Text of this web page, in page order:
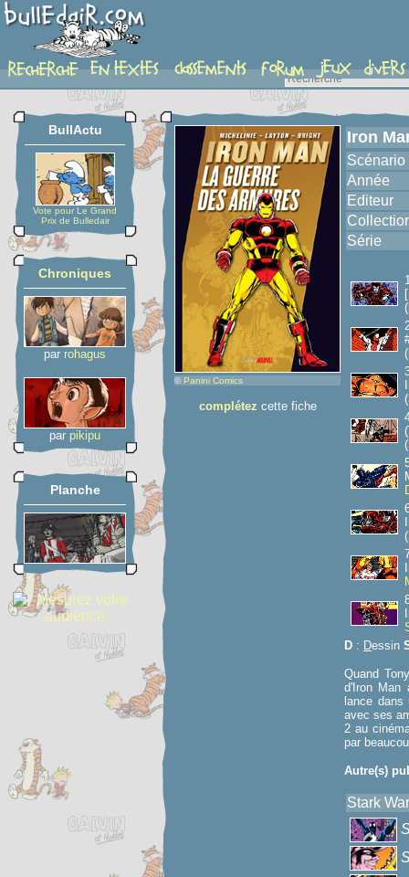
album
BullActu
Vote pour Le Grand
Prix de Bulledair
Chroniques
par rohagus
par pikipu
Planche
© Panini Comics
complétez cette fiche
Iron
Scénario
Année
Editeur
Série
(
(
(
(
(
D : Dessin
Quand
d'Iron Man
lance
avec ses
2 au
par
Autre(s)
Stark